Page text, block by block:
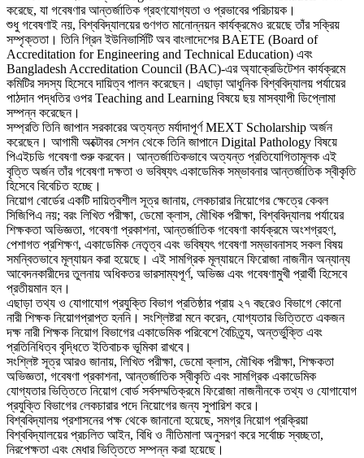
করেছে, যা গবেষণার আন্তর্জাতিক গ্রহণযোগ্যতা ও প্রভাবের পরিচায়ক।
শুধু গবেষণাই নয়, বিশ্ববিদ্যালয়ের গুণগত মানোন্নয়ন কার্যক্রমেও রয়েছে তাঁর সক্রিয়
সম্পৃক্ততা। তিনি গ্রিন ইউনিভার্সিটি অব বাংলাদেশের BAETE (Board of
Accreditation for Engineering and Technical Education) এবং
Bangladesh Accreditation Council (BAC)-এর অ্যাক্রেডিটেশন কার্যক্রমে
কমিটির সদস্য হিসেবে দায়িত্ব পালন করেছেন। এছাড়া আধুনিক বিশ্ববিদ্যালয় পর্যায়ের
পাঠদান পদ্ধতির ওপর Teaching and Learning বিষয়ে ছয় মাসব্যাপী ডিপ্লোমা
সম্পন্ন করেছেন।
সম্প্রতি তিনি জাপান সরকারের অত্যন্ত মর্যাদাপূর্ণ MEXT Scholarship অর্জন
করেছেন। আগামী অক্টোবর সেশন থেকে তিনি জাপানে Digital Pathology বিষয়ে
পিএইচডি গবেষণা শুরু করবেন। আন্তর্জাতিকভাবে অত্যন্ত প্রতিযোগিতামূলক এই
বৃত্তি অর্জন তাঁর গবেষণা দক্ষতা ও ভবিষ্যৎ একাডেমিক সম্ভাবনার আন্তর্জাতিক স্বীকৃতি
হিসেবে বিবেচিত হচ্ছে।
নিয়োগ বোর্ডের একটি দায়িত্বশীল সূত্র জানায়, লেকচারার নিয়োগের ক্ষেত্রে কেবল
সিজিপিএ নয়; বরং লিখিত পরীক্ষা, ডেমো ক্লাস, মৌখিক পরীক্ষা, বিশ্ববিদ্যালয় পর্যায়ের
শিক্ষকতা অভিজ্ঞতা, গবেষণা প্রকাশনা, আন্তর্জাতিক গবেষণা কার্যক্রমে অংশগ্রহণ,
পেশাগত প্রশিক্ষণ, একাডেমিক নেতৃত্ব এবং ভবিষ্যৎ গবেষণা সম্ভাবনাসহ সকল বিষয়
সমন্বিতভাবে মূল্যায়ন করা হয়েছে। এই সামগ্রিক মূল্যায়নে ফিরোজা নাজনীন অন্যান্য
আবেদনকারীদের তুলনায় অধিকতর ভারসাম্যপূর্ণ, অভিজ্ঞ এবং গবেষণামুখী প্রার্থী হিসেবে
প্রতীয়মান হন।
এছাড়া তথ্য ও যোগাযোগ প্রযুক্তি বিভাগ প্রতিষ্ঠার প্রায় ২৭ বছরেও বিভাগে কোনো
নারী শিক্ষক নিয়োগপ্রাপ্ত হননি। সংশ্লিষ্টরা মনে করেন, যোগ্যতার ভিত্তিতে একজন
দক্ষ নারী শিক্ষক নিয়োগ বিভাগের একাডেমিক পরিবেশে বৈচিত্র্য, অন্তর্ভুক্তি এবং
প্রতিনিধিত্ব বৃদ্ধিতে ইতিবাচক ভূমিকা রাখবে।
সংশ্লিষ্ট সূত্র আরও জানায়, লিখিত পরীক্ষা, ডেমো ক্লাস, মৌখিক পরীক্ষা, শিক্ষকতা
অভিজ্ঞতা, গবেষণা প্রকাশনা, আন্তর্জাতিক স্বীকৃতি এবং সামগ্রিক একাডেমিক
যোগ্যতার ভিত্তিতে নিয়োগ বোর্ড সর্বসম্মতিক্রমে ফিরোজা নাজনীনকে তথ্য ও যোগাযোগ
প্রযুক্তি বিভাগের লেকচারার পদে নিয়োগের জন্য সুপারিশ করে।
বিশ্ববিদ্যালয় প্রশাসনের পক্ষ থেকে জানানো হয়েছে, সমগ্র নিয়োগ প্রক্রিয়া
বিশ্ববিদ্যালয়ের প্রচলিত আইন, বিধি ও নীতিমালা অনুসরণ করে সর্বোচ্চ স্বচ্ছতা,
নিরপেক্ষতা এবং মেধার ভিত্তিতে সম্পন্ন করা হয়েছে।